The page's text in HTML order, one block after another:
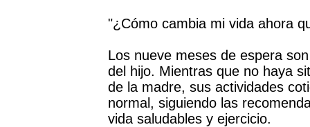
"¿Cómo cambia mi vida ahora
Los nueve meses de espera
del hijo. Mientras que no haya
de la madre, sus actividades
normal, siguiendo las
vida saludables y ejercicio.